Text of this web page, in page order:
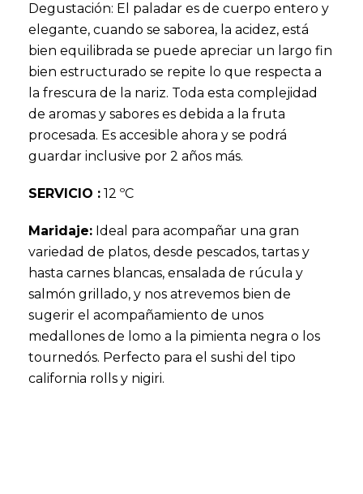
Degustación: El paladar es de cuerpo entero y
elegante, cuando se saborea, la acidez, está
bien equilibrada se puede apreciar un largo fin
bien estructurado se repite lo que respecta a
la frescura de la nariz. Toda esta complejidad
de aromas y sabores es debida a la fruta
procesada. Es accesible ahora y se podrá
guardar inclusive por 2 años más.
SERVICIO : 12 ºC
Maridaje: Ideal para acompañar una gran
variedad de platos, desde pescados, tartas y
hasta carnes blancas, ensalada de rúcula y
salmón grillado, y nos atrevemos bien de
sugerir el acompañamiento de unos
medallones de lomo a la pimienta negra o los
tournedós. Perfecto para el sushi del tipo
california rolls y nigiri.